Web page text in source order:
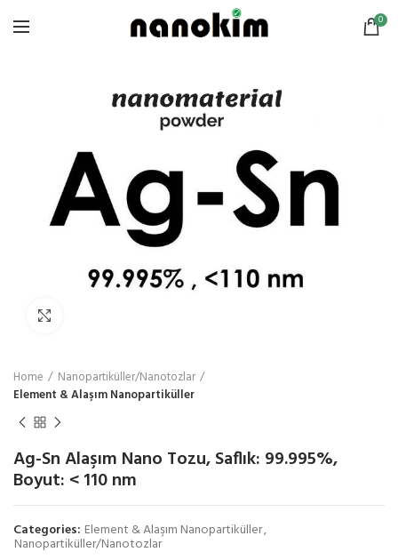
0
Home
Nanopartiküller/Nanotozlar
Element & Alaşım Nanopartiküller
Ag-Sn Alaşım Nano Tozu, Saflık: 99.995%,
Boyut: < 110 nm
Categories: Element & Alaşım Nanopartiküller,
Nanopartiküller/Nanotozlar